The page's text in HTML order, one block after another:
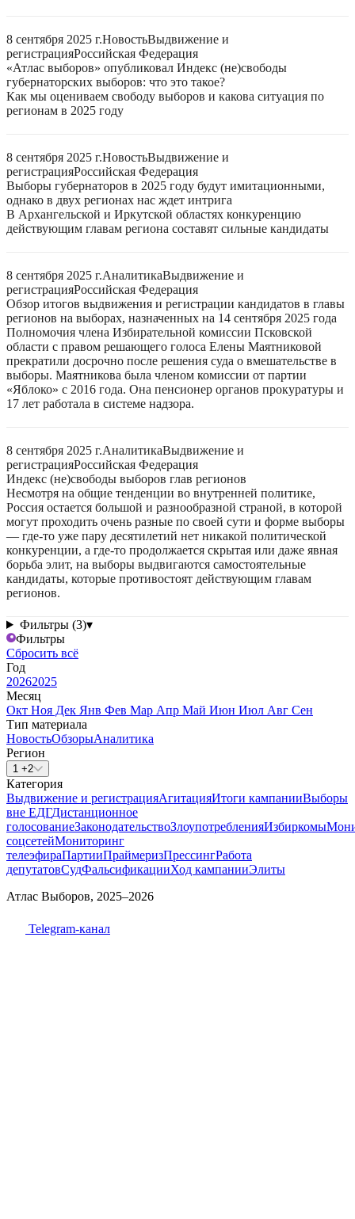
8 сентября 2025 г.НовостьВыдвижение и
регистрацияРоссийская Федерация
«Атлас выборов» опубликовал Индекс (не)свободы
губернаторских выборов: что это такое?
Как мы оцениваем свободу выборов и какова ситуация по
регионам в 2025 году
8 сентября 2025 г.НовостьВыдвижение и
регистрацияРоссийская Федерация
Выборы губернаторов в 2025 году будут имитационными,
однако в двух регионах нас ждет интрига
В Архангельской и Иркутской областях конкуренцию
действующим главам региона составят сильные кандидаты
8 сентября 2025 г.АналитикаВыдвижение и
регистрацияРоссийская Федерация
Обзор итогов выдвижения и регистрации кандидатов в главы
регионов на выборах, назначенных на 14 сентября 2025 года
Полномочия члена Избирательной комиссии Псковской
области с правом решающего голоса Елены Маятниковой
прекратили досрочно после решения суда о вмешательстве в
выборы. Маятникова была членом комиссии от партии
«Яблоко» с 2016 года. Она пенсионер органов прокуратуры и
17 лет работала в системе надзора.
8 сентября 2025 г.АналитикаВыдвижение и
регистрацияРоссийская Федерация
Индекс (не)свободы выборов глав регионов
Несмотря на общие тенденции во внутренней политике,
Россия остается большой и разнообразной страной, в которой
могут проходить очень разные по своей сути и форме выборы
— где-то уже пару десятилетий нет никакой политической
конкуренции, а где-то продолжается скрытая или даже явная
борьба элит, на выборы выдвигаются самостоятельные
кандидаты, которые противостоят действующим главам
регионов.
Фильтры (3)▾
Фильтры
Сбросить всё
Год
20262025
Месяц
Окт Ноя Дек Янв Фев Мар Апр Май Июн Июл Авг Сен
Тип материала
НовостьОбзорыАналитика
Регион
1 +2
Категория
Выдвижение и регистрацияАгитацияИтоги кампанииВыборы
вне ЕДГДистанционное
голосованиеЗаконодательствоЗлоупотребленияИзбиркомы
соцсетейМониторинг
телеэфираПартииПраймеризПрессингРабота
депутатовСудФальсификацииХод кампанииЭлиты
Атлас Выборов, 2025–2026
Telegram-канал